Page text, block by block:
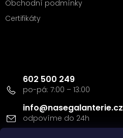
Obchodní podmínky
Certifikáty
info@nasegalanterie.cz
602 500 249